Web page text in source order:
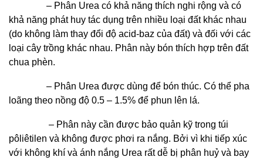
– Phân Urea có khả năng thích nghi rộng và có
khả năng phát huy tác dụng trên nhiều loại đất khác nhau
(do không làm thay đổi độ acid-baz của đất) và đối với các
loại cây trồng khác nhau. Phân này bón thích hợp trên đất
chua phèn.
– Phân Urea được dùng để bón thúc. Có thể pha
loãng theo nồng độ 0.5 – 1.5% để phun lên lá.
– Phân này cần được bảo quản kỹ trong túi
pôliêtilen và không được phơi ra nắng. Bởi vì khi tiếp xúc
với không khí và ánh nắng Urea rất dễ bị phân huỷ và bay